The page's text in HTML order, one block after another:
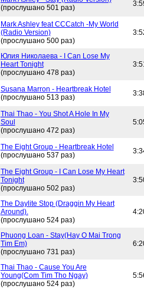
(прослушано 501 раз)
Mark Ashley feat CCCatch -My World
(Radio Version)
(прослушано 500 раз)
Юлия Николаева - I Can Lose My
Heart Tonight
(прослушано 478 раз)
Susana Marron - Heartbreak Hotel
(прослушано 513 раз)
Thai Thao - You Shot A Hole In My
Soul
(прослушано 472 раз)
The Eight Group - Heartbreak Hotel
(прослушано 537 раз)
The Eight Group - I Can Lose My Heart
Tonight
(прослушано 502 раз)
The Daylite Stop (Draggin My Heart
Around).
(прослушано 524 раз)
Phuong Loan - Stay(Hay O Mai Trong
Tim Em)
(прослушано 731 раз)
Thai Thao - Cause You Are
Young(Com Tim Tho Ngay)
(прослушано 524 раз)